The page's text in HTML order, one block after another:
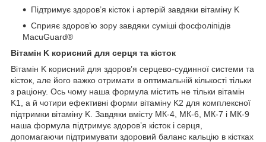
Підтримує здоров’я кісток і артерій завдяки вітаміну K
Сприяє здоров’ю зору завдяки суміші фосфоліпідів
MacuGuard®
Вітамін K корисний для серця та кісток
Вітамін K корисний для здоров’я серцево-судинної системи та
кісток, але його важко отримати в оптимальній кількості тільки
з раціону. Ось чому наша формула містить не тільки вітамін
K1, а й чотири ефективні форми вітаміну K2 для комплексної
підтримки вітаміну K. Завдяки вмісту МК-4, МК-6, МК-7 і МК-9
наша формула підтримує здоров’я кісток і серця,
допомагаючи підтримувати здоровий баланс кальцію в кістках